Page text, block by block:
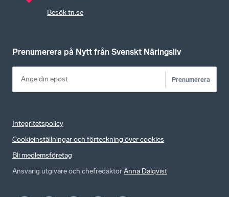
Besök tn.se
Prenumerera på Nytt från Svenskt Näringsliv
Prenumerera
Integritetspolicy
Cookieinställningar och förteckning över cookies
Bli medlemsföretag
Ansvarig utgivare och chefredaktörAnna Dalqvist